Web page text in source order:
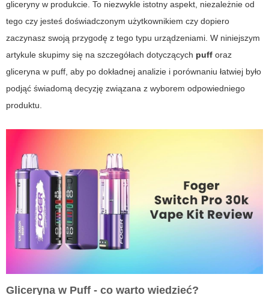
gliceryny w produkcie. To niezwykle istotny aspekt, niezależnie od
tego czy jesteś doświadczonym użytkownikiem czy dopiero
zaczynasz swoją przygodę z tego typu urządzeniami. W niniejszym
artykule skupimy się na szczegółach dotyczących puff oraz
gliceryna w puff, aby po dokładnej analizie i porównaniu łatwiej było
podjąć świadomą decyzję związana z wyborem odpowiedniego
produktu.
Gliceryna w Puff - co warto wiedzieć?